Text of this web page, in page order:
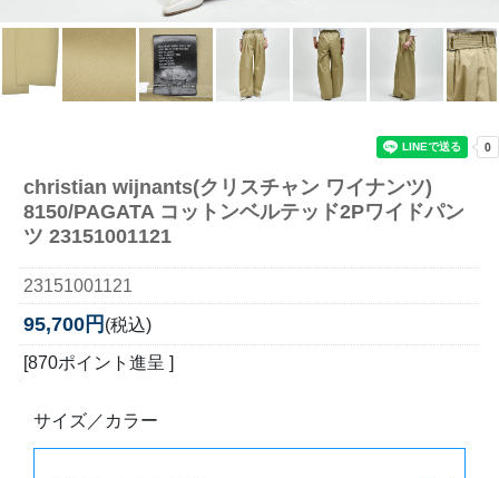
christian wijnants(クリスチャン ワイナンツ)
8150/PAGATA コットンベルテッド2Pワイドパン
ツ 23151001121
23151001121
95,700円 (税込)
[870ポイント進呈 ]
サイズ／カラー